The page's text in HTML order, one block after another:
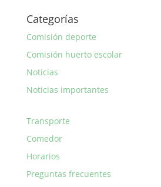
Categorías
Comisión deporte
Comisión huerto escolar
Noticias
Noticias importantes
Transporte
Comedor
Horarios
Preguntas frecuentes